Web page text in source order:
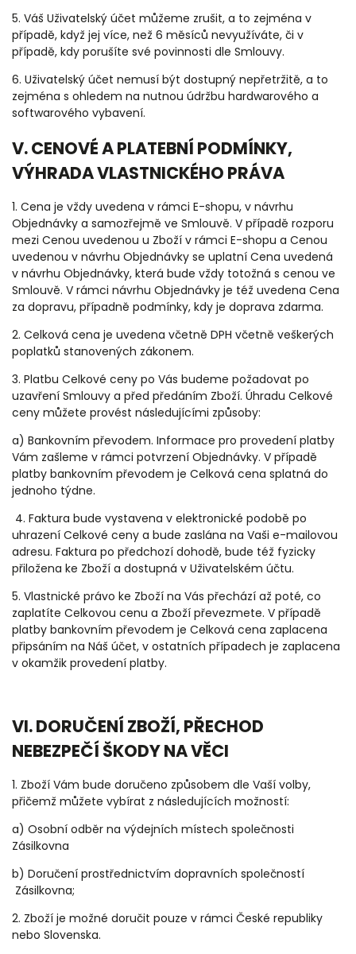
5. Váš Uživatelský účet můžeme zrušit, a to zejména v
případě, když jej více, než 6 měsíců nevyužíváte, či v
případě, kdy porušíte své povinnosti dle Smlouvy.
6. Uživatelský účet nemusí být dostupný nepřetržitě, a to
zejména s ohledem na nutnou údržbu hardwarového a
softwarového vybavení.
V. CENOVÉ A PLATEBNÍ PODMÍNKY,
VÝHRADA VLASTNICKÉHO PRÁVA
1. Cena je vždy uvedena v rámci E-shopu, v návrhu
Objednávky a samozřejmě ve Smlouvě. V případě rozporu
mezi Cenou uvedenou u Zboží v rámci E-shopu a Cenou
uvedenou v návrhu Objednávky se uplatní Cena uvedená
v návrhu Objednávky, která bude vždy totožná s cenou ve
Smlouvě. V rámci návrhu Objednávky je též uvedena Cena
za dopravu, případně podmínky, kdy je doprava zdarma.
2. Celková cena je uvedena včetně DPH včetně veškerých
poplatků stanovených zákonem.
3. Platbu Celkové ceny po Vás budeme požadovat po
uzavření Smlouvy a před předáním Zboží. Úhradu Celkové
ceny můžete provést následujícími způsoby:
a) Bankovním převodem. Informace pro provedení platby
Vám zašleme v rámci potvrzení Objednávky. V případě
platby bankovním převodem je Celková cena splatná do
jednoho týdne.
4. Faktura bude vystavena v elektronické podobě po
uhrazení Celkové ceny a bude zaslána na Vaši e-mailovou
adresu. Faktura po předchozí dohodě, bude též fyzicky
přiložena ke Zboží a dostupná v Uživatelském účtu.
5. Vlastnické právo ke Zboží na Vás přechází až poté, co
zaplatíte Celkovou cenu a Zboží převezmete. V případě
platby bankovním převodem je Celková cena zaplacena
připsáním na Náš účet, v ostatních případech je zaplacena
v okamžik provedení platby.
VI. DORUČENÍ ZBOŽÍ, PŘECHOD
NEBEZPEČÍ ŠKODY NA VĚCI
1. Zboží Vám bude doručeno způsobem dle Vaší volby,
přičemž můžete vybírat z následujících možností:
a) Osobní odběr na výdejních místech společnosti
Zásilkovna
b) Doručení prostřednictvím dopravních společností
Zásilkovna;
2. Zboží je možné doručit pouze v rámci České republiky
nebo Slovenska.